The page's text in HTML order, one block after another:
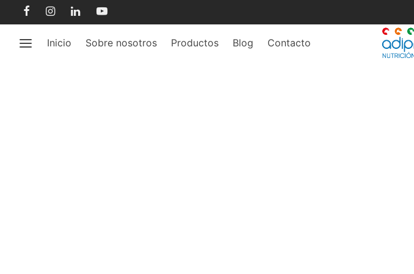
Inicio Sobre nosotros Productos Blog Contacto